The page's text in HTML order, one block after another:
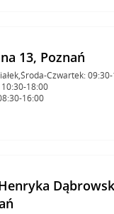
13, Poznań
Czwartek:
18:00
16:00